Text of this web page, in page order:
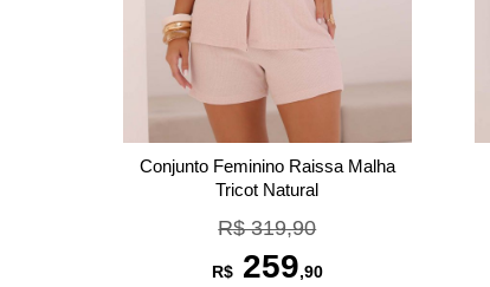
Conjunto Feminino Raissa Malha
Tricot Natural
R$ 319,90
R$259,90